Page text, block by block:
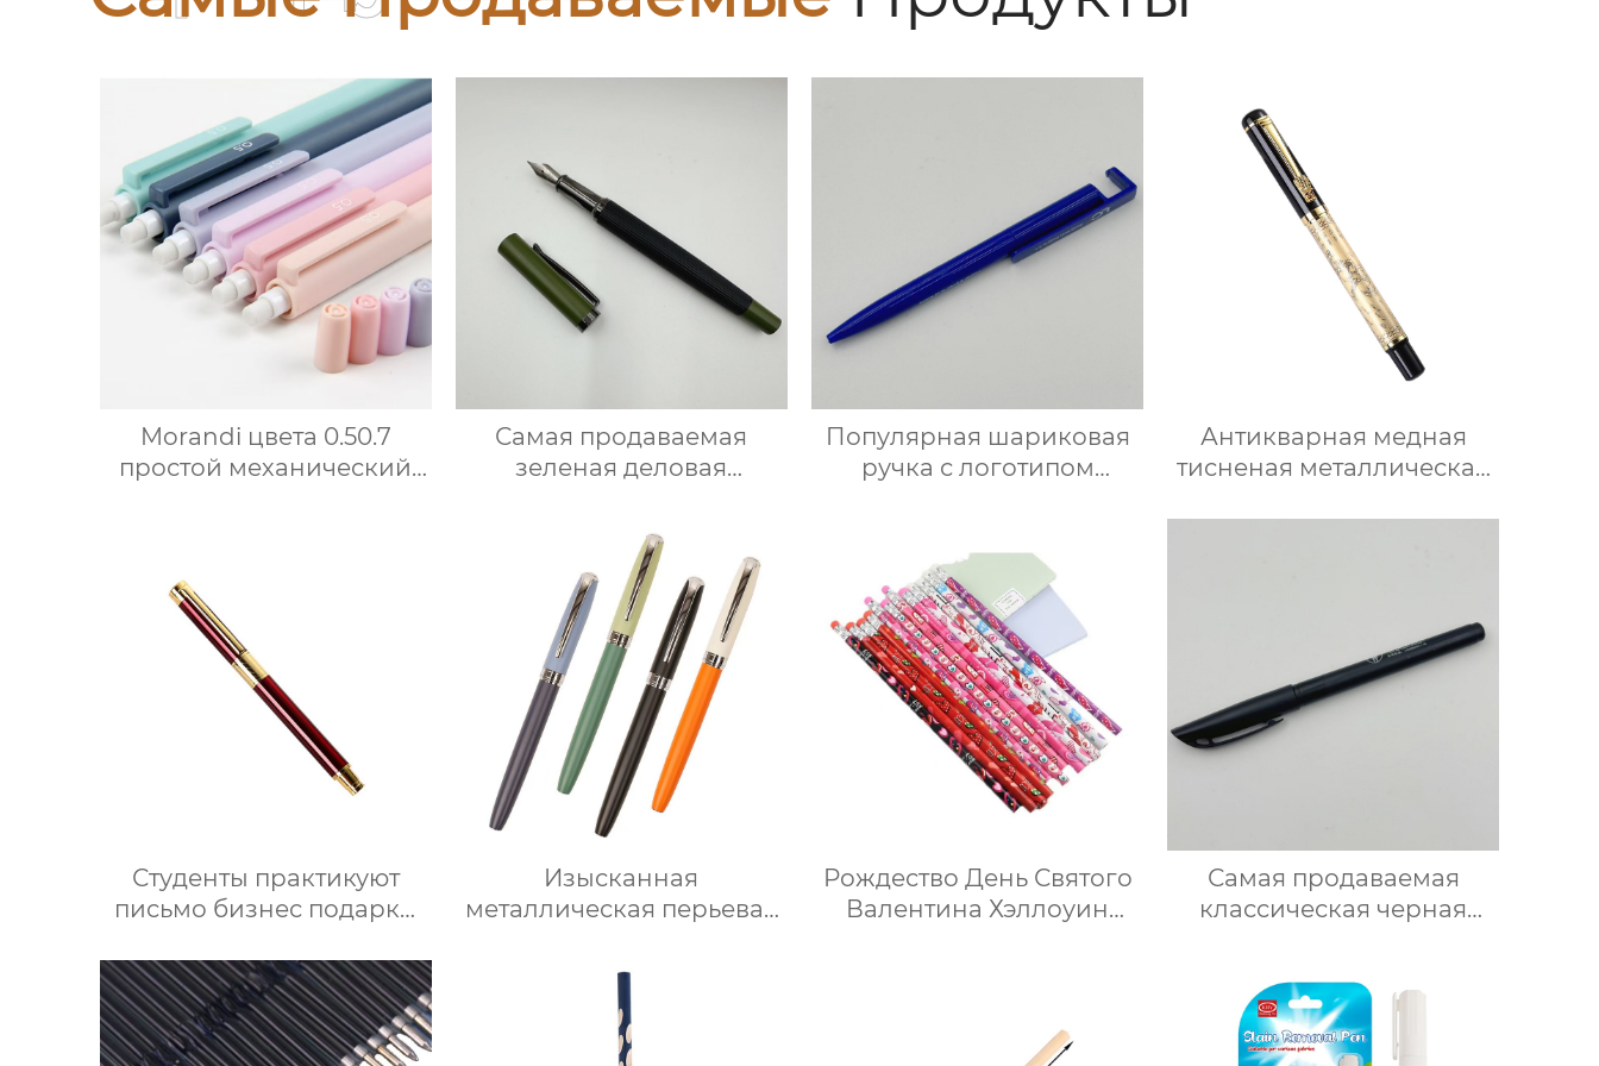
Morandi цвета 0.50.7
простой механический
Самая продаваемая
зеленая деловая
ручка
Популярная шариковая
ручка с логотипом
Антикварная медная
тисненая металлическая
Студенты практикуют
письмо бизнес подарки
бизнесперьевая ручка
Изысканная
металлическая перьевая
смешанных цветов с
ярким наконечником и
изогнутым наконечником
Рождество День Святого
Валентина Хэллоуин
Самая продаваемая
классическая черная
персонализируемым
логотипом